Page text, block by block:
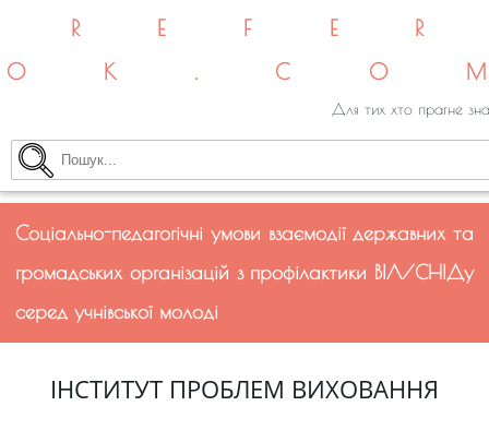
Для тих хто прагне
Соціально-педагогічні умови взаємодії державних та
громадських організацій з профілактики ВІЛ/СНІДу
серед учнівської молоді
ІНСТИТУТ ПРОБЛЕМ ВИХОВАННЯ